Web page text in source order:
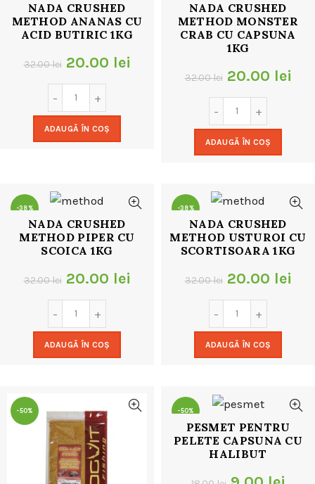
NADA CRUSHED
METHOD ANANAS CU
ACID BUTIRIC 1KG
32.00lei Prețul
inițial
a
fost:
20.00 lei
ADAUGĂ ÎN COȘ
NADA CRUSHED
METHOD MONSTER
CRAB CU CAPSUNA
1KG
32.00lei Prețul
inițial
a
fost:
20.00 lei
ADAUGĂ ÎN COȘ
-38%
NADA CRUSHED
METHOD PIPER CU
SCOICA 1KG
32.00lei Prețul
inițial
a
fost:
20.00 lei
ADAUGĂ ÎN COȘ
-38%
NADA CRUSHED
METHOD USTUROI CU
SCORTISOARA 1KG
32.00lei Prețul
inițial
a
fost:
20.00 lei
ADAUGĂ ÎN COȘ
-50% -50%
PESMET PENTRU
PELETE CAPSUNA CU
HALIBUT